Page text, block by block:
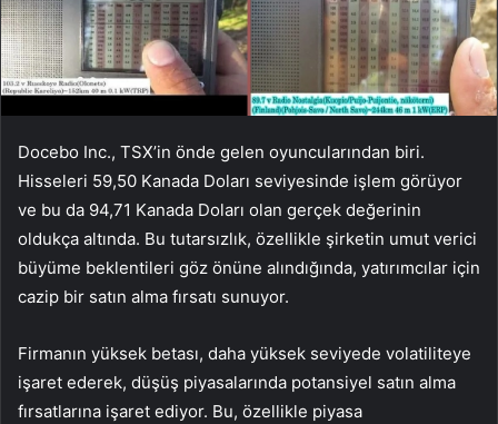
Docebo Inc., TSX’in önde gelen oyuncularından biri.
Hisseleri 59,50 Kanada Doları seviyesinde işlem görüyor
ve bu da 94,71 Kanada Doları olan gerçek değerinin
oldukça altında. Bu tutarsızlık, özellikle şirketin umut verici
büyüme beklentileri göz önüne alındığında, yatırımcılar için
cazip bir satın alma fırsatı sunuyor.
Firmanın yüksek betası, daha yüksek seviyede volatiliteye
işaret ederek, düşüş piyasalarında potansiyel satın alma
fırsatlarına işaret ediyor. Bu, özellikle piyasa